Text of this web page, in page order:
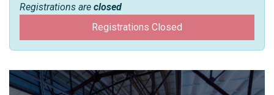
Registrations are closed
Registrations Closed